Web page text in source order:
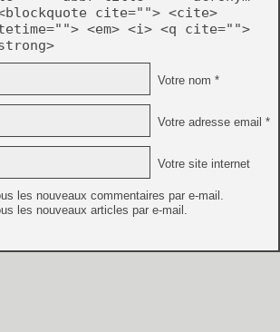
cite=""> <cite>
<em> <i> <q cite="">
Votre nom *
Votre adresse email *
Votre site internet
les nouveaux commentaires par e-mail.
les nouveaux articles par e-mail.